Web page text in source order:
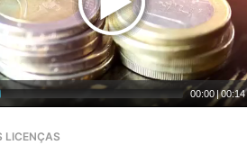
00:00|00:14
LICENÇAS